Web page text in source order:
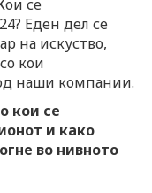
се
Еден дел се
на искуство,
кои
наши компании.
кои се
и како
во нивното